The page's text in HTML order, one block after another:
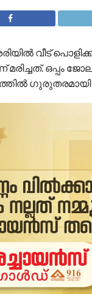
വീട്
മരിച്ചത്. ഒപ്പം
ഗുരുതരമായി